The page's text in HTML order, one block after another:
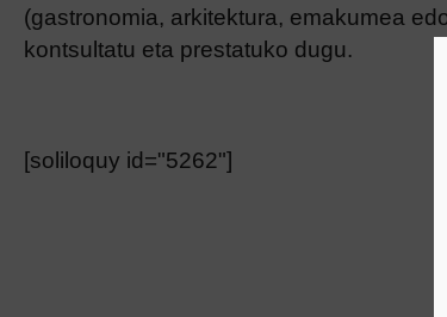
(gastronomia, arkitektura, emakumea
kontsultatu eta prestatuko dugu.
[soliloquy id="5262"]